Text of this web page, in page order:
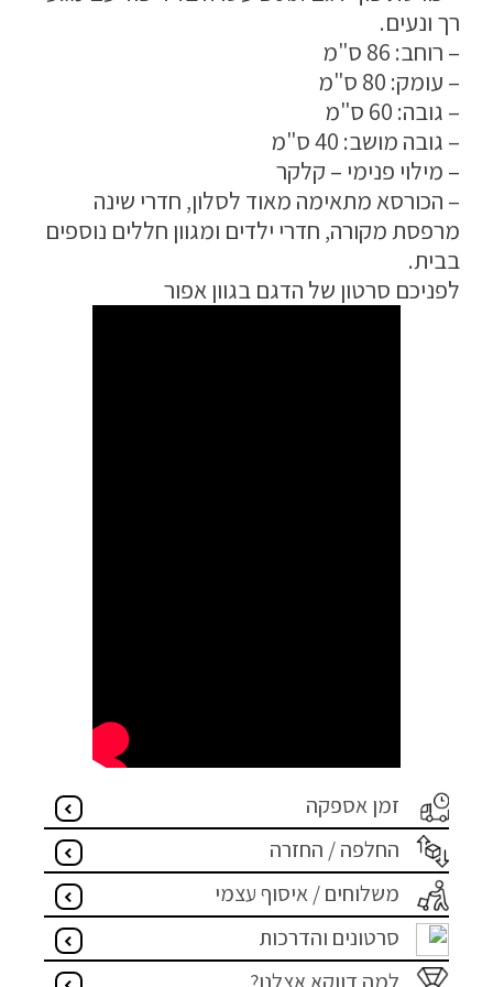
התחבר / הרשם
רך ונעים.
– רוחב: 86 ס"מ
– עומק: 80 ס"מ
– גובה: 60 ס"מ
– גובה מושב: 40 ס"מ
– מילוי פנימי – קלקר
– הכורסא מתאימה מאוד לסלון, חדרי שינה
מרפסת מקורה, חדרי ילדים ומגוון חללים נוספים
בבית.
לפניכם סרטון של הדגם בגוון אפור
זמן אספקה
החלפה / החזרה
משלוחים / איסוף עצמי
סרטונים והדרכות